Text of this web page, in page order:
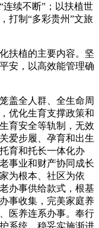
续不断”；以扶植世
打制“多彩贵州”文旅
植的主要内容。坚
安，以高效能管理确
全人群、全生命周
优化生育支撑政策和
育安全等轨制，无效
爱步履、孕育和出生
育和托长一体化办
事业和财产协同成长
为根本、社区为依
办事供给款式，根基
事收集，完美家庭养
医养连系办事。奉行
系统。稳妥实施渐进